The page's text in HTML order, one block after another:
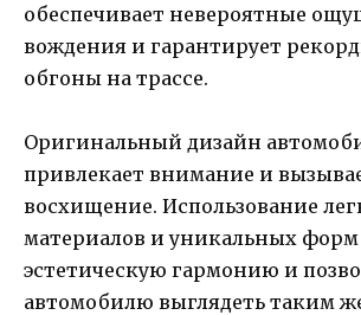
обеспечивает невероятные
вождения и гарантирует
обгоны на трассе.
Оригинальный дизайн
привлекает внимание и
восхищение. Использование
материалов и уникальных форм
эстетическую гармонию и
автомобилю выглядеть таким